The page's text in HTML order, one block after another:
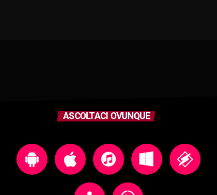
ASCOLTACI OVUNQUE